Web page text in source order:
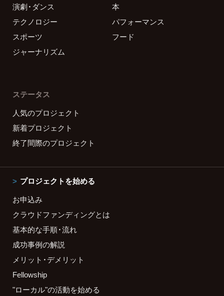
演劇・ダンス
本
テクノロジー
パフォーマンス
スポーツ
フード
ジャーナリズム
ステータス
人気のプロジェクト
新着プロジェクト
終了間際のプロジェクト
プロジェクトを始める
お申込み
クラウドファンディングとは
基本的な手順・流れ
成功事例の解説
メリット・デメリット
Fellowship
"ローカル"の活動を始める